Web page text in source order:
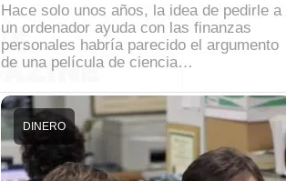
Hace solo unos años, la idea de pedirle a
un ordenador ayuda con las finanzas
personales habría parecido el argumento
de una película de ciencia…
DINERO